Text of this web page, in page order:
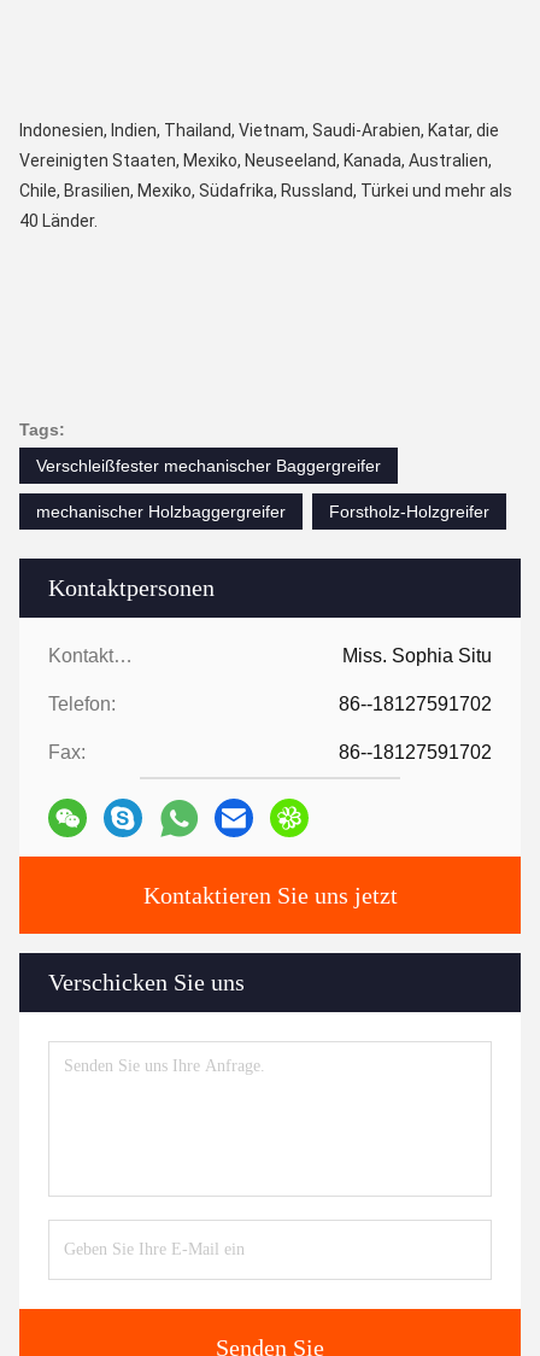
Kontaktpersonen
Kontaktpersonen: Miss. Sophia Situ
Telefon: 86--18127591702
Fax: 86--18127591702
Kontaktieren Sie uns jetzt
Verschicken Sie uns
Senden Sie
Indonesien, Indien, Thailand, Vietnam, Saudi-Arabien, Katar, die
Vereinigten Staaten, Mexiko, Neuseeland, Kanada, Australien,
Chile, Brasilien, Mexiko, Südafrika, Russland, Türkei und mehr als
40 Länder.
Tags:
Verschleißfester mechanischer Baggergreifer
mechanischer Holzbaggergreifer Forstholz-Holzgreifer